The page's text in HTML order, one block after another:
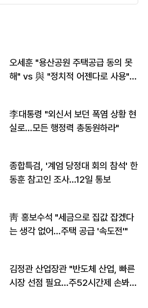
오세훈 "용산공원 주택공급 동의 못
해" vs 與 "정치적 어젠다로 사용"
李대통령 "외신서 보던 폭염 상황 현
실로…모든 행정력 총동원하라"
종합특검, '계엄 당정대 회의 참석' 한
동훈 참고인 조사...12일 통보
靑 홍보수석 "세금으로 집값 잡겠다
는 생각 없어…주택 공급 '속도전'"
김정관 산업장관 "반도체 산업, 빠른
시장 선점 필요…주52시간제 손봐